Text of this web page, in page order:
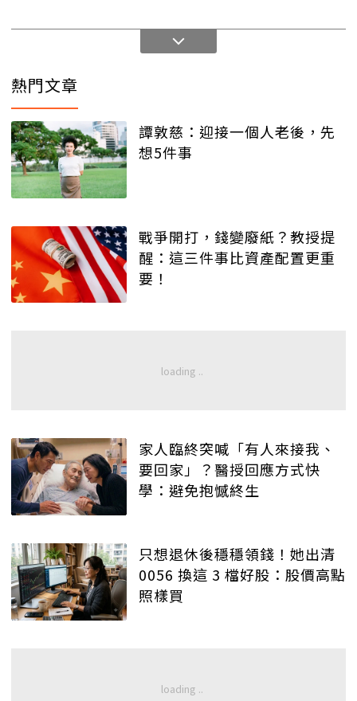
熱門文章
譚敦慈：迎接一個人老後，先
想5件事
戰爭開打，錢變廢紙？教授提
醒：這三件事比資產配置更重
要！
家人臨終突喊「有人來接我、
要回家」？醫授回應方式快
學：避免抱憾終生
只想退休後穩穩領錢！她出清
0056 換這 3 檔好股：股價高點
照樣買